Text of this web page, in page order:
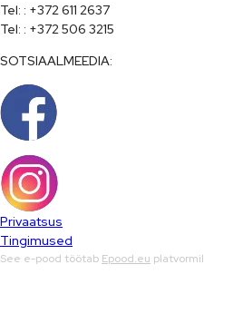
Tel: : +372 611 2637
Tel: : +372 506 3215
SOTSIAALMEEDIA:
Privaatsus
Tingimused
See e-pood töötab Epood.eu platvormil